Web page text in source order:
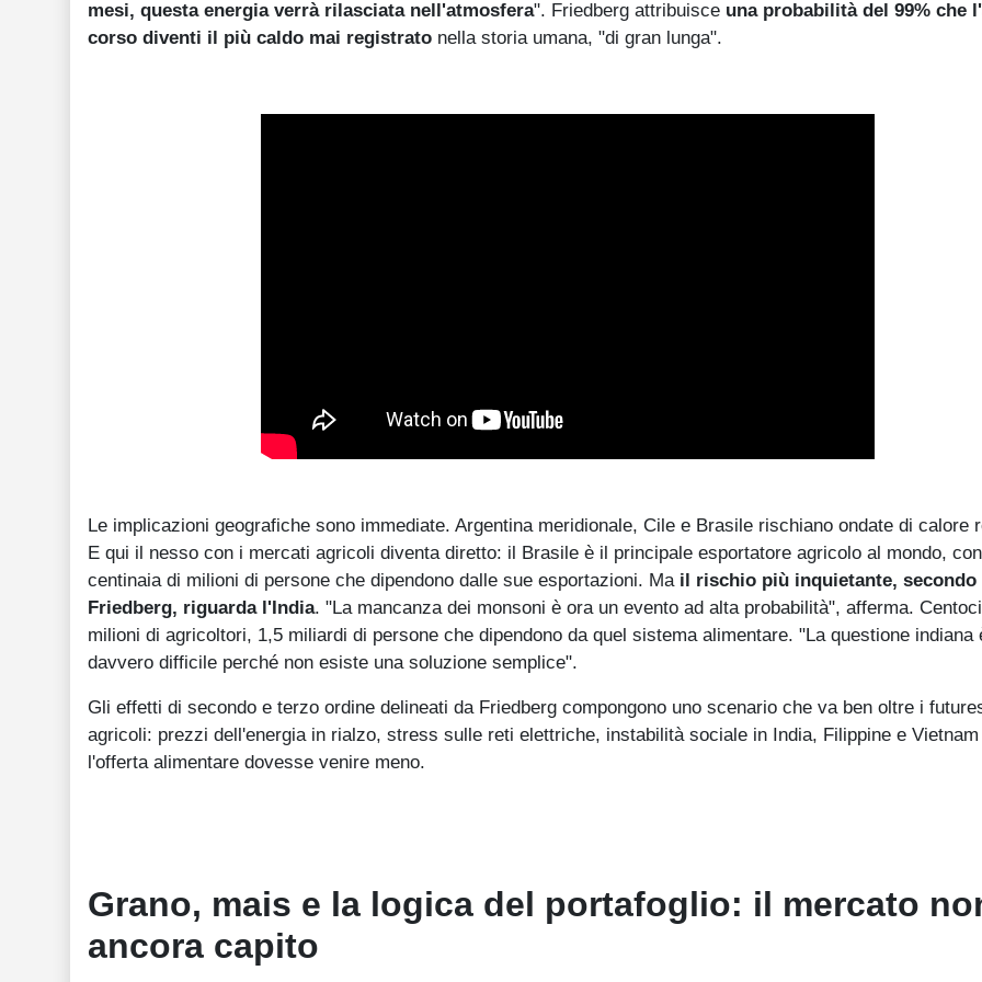
mesi, questa energia verrà rilasciata nell'atmosfera". Friedberg attribuisce una probabilità del 99% che
corso diventi il più caldo mai registrato nella storia umana, "di gran lunga".
Le implicazioni geografiche sono immediate. Argentina meridionale, Cile e Brasile rischiano ondate di calore
E qui il nesso con i mercati agricoli diventa diretto: il Brasile è il principale esportatore agricolo al mondo, con
centinaia di milioni di persone che dipendono dalle sue esportazioni. Ma il rischio più inquietante, secondo
Friedberg, riguarda l'India. "La mancanza dei monsoni è ora un evento ad alta probabilità", afferma.
milioni di agricoltori, 1,5 miliardi di persone che dipendono da quel sistema alimentare. "La questione indiana
davvero difficile perché non esiste una soluzione semplice".
Gli effetti di secondo e terzo ordine delineati da Friedberg compongono uno scenario che va ben oltre i
agricoli: prezzi dell'energia in rialzo, stress sulle reti elettriche, instabilità sociale in India, Filippine e
l'offerta alimentare dovesse venire meno.
Grano, mais e la logica del portafoglio: il mercato
ancora capito